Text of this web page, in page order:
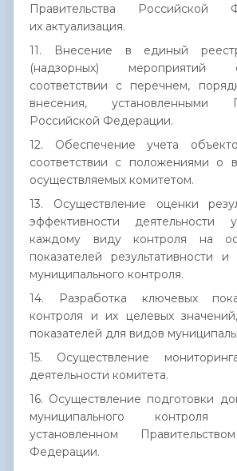
Правительства
их актуализация.
11. Внесение в единый
(надзорных)
соответствии с перечнем,
внесения, установленными
Российской Федерации.
12. Обеспечение учета
соответствии с положениями о
осуществляемых комитетом.
13. Осуществление оценки
эффективности деятельности
каждому виду контроля на
показателей результативности
муниципального контроля.
14. Разработка ключевых
контроля и их целевых
показателей для видов
15. Осуществление
деятельности комитета.
16. Осуществление подготовки
муниципального
установленном
Федерации.